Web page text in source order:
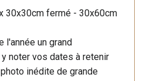
30x30cm fermé - 30x60cm
l'année un grand
noter vos dates à retenir
inédite de grande